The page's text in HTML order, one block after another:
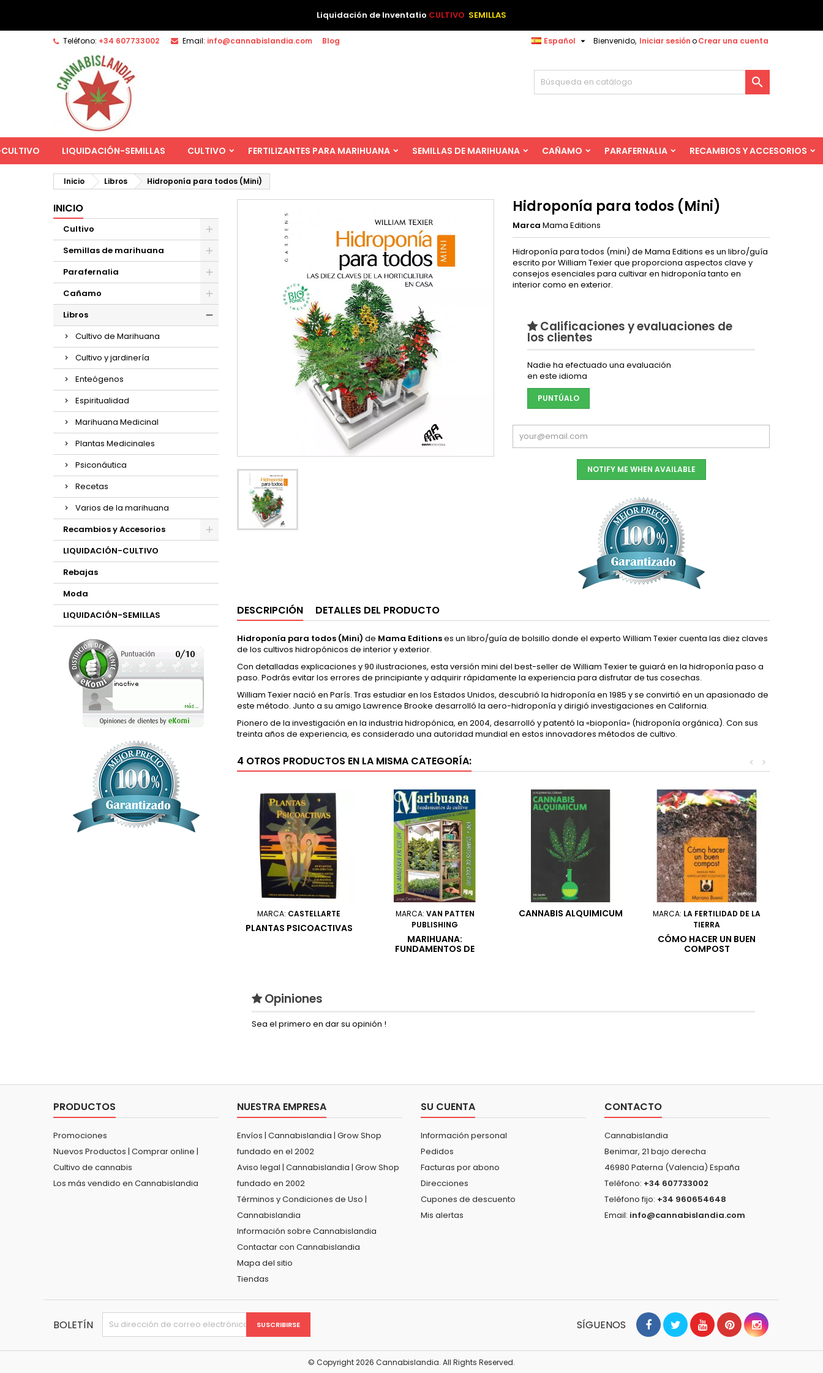
Liquidación de Inventatio CULTIVO SEMILLAS
Blog
Teléfono: +34 607733002 Email: info@cannabislandia.com Bienvenido, Iniciar sesiónoCrear una cuenta
Español 

LIQUIDACIÓN-SEMILLAS CULTIVO FERTILIZANTES PARA MARIHUANA SEMILLAS DE MARIHUANA CAÑAMO PARAFERNALIA RECAMBIOS Y ACCESORIOS
Inicio Libros Hidroponía para todos (Mini)
INICIO
Cultivo
Semillas de marihuana
Parafernalia
Cañamo
Libros
Cultivo de Marihuana
Cultivo y jardinería
Enteógenos
Espiritualidad
Marihuana Medicinal
Plantas Medicinales
Psiconáutica
Recetas
Varios de la marihuana
Recambios y Accesorios
LIQUIDACIÓN-CULTIVO
Rebajas
Moda
LIQUIDACIÓN-SEMILLAS
Hidroponía para todos (Mini)
Marca Mama Editions
Hidroponía para todos (mini) de Mama Editions es un libro/guía
escrito porWilliam Texier que proporciona aspectos clave y
consejos esenciales para cultivar en hidroponía tanto en
interior como en exterior.
Calificaciones y evaluaciones de
los clientes
Nadie ha efectuado una evaluación
en este idioma
PUNTÚALO
NOTIFY ME WHEN AVAILABLE
DESCRIPCIÓN DETALLES DEL PRODUCTO
Hidroponía para todos (Mini) de Mama Editionses un libro/guía de bolsillo donde el experto William Texier cuenta las diez claves
de los cultivos hidropónicos de interior y exterior.
Con detalladas explicaciones y 90 ilustraciones, esta versión mini del best-seller de William Texier te guiará en la hidroponía paso a
paso. Podrás evitar los errores de principiante y adquirir rápidamente la experiencia para disfrutar de tus cosechas.
William Texier nació en París. Tras estudiar en los Estados Unidos, descubrió la hidroponía en 1985 y se convirtió en un apasionado de
este método. Junto a su amigo Lawrence Brooke desarrolló la aero-hidroponía y dirigió investigaciones en California.
Pionero de la investigación en la industria hidropónica, en 2004, desarrolló y patentó la «bioponía» (hidroponía orgánica). Con sus
treinta años de experiencia, es considerado una autoridad mundial en estos innovadores métodos de cultivo.
4 OTROS PRODUCTOS EN LA MISMA CATEGORÍA: >
<
MARCA: CASTELLARTE
PLANTAS PSICOACTIVAS
MARCA: VAN PATTEN
PUBLISHING
MARIHUANA:
FUNDAMENTOS DE
CANNABIS ALQUIMICUM MARCA: LA FERTILIDAD DE LA
TIERRA
CÓMO HACER UN BUEN
COMPOST
Opiniones
Sea el primero en dar su opinión !
PRODUCTOS
Promociones
Nuevos Productos | Comprar online |
Cultivo de cannabis
Los más vendido en Cannabislandia
NUESTRA EMPRESA
Envíos | Cannabislandia | Grow Shop
fundado en el 2002
Aviso legal | Cannabislandia | Grow Shop
fundado en 2002
Términos y Condiciones de Uso |
Cannabislandia
Información sobre Cannabislandia
Contactar con Cannabislandia
Mapa del sitio
Tiendas
SU CUENTA
Información personal
Pedidos
Facturas por abono
Direcciones
Cupones de descuento
Mis alertas
CONTACTO
Cannabislandia
Benimar, 21 bajo derecha
46980 Paterna (Valencia) España
Teléfono: +34 607733002
Teléfono fijo: +34 960654648
Email: info@cannabislandia.com
BOLETÍN SÍGUENOS
© Copyright 2026 Cannabislandia. All Rights Reserved.